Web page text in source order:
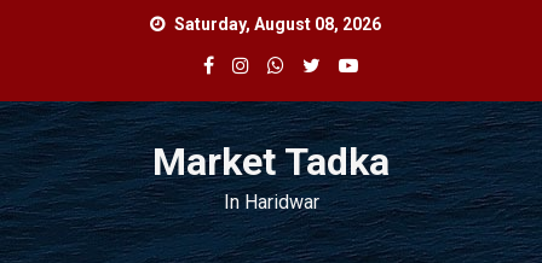
Saturday, August 08, 2026
Market Tadka
In Haridwar